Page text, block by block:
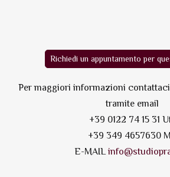
Richiedi un appuntamento per
Per maggiori informazioni
tramite email
+39 0122 74 15 31
+39 349 4657630
E-MAIL